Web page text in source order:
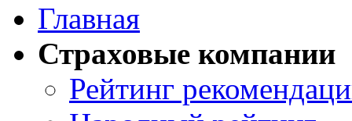
Главная
Страховые компании
Рейтинг